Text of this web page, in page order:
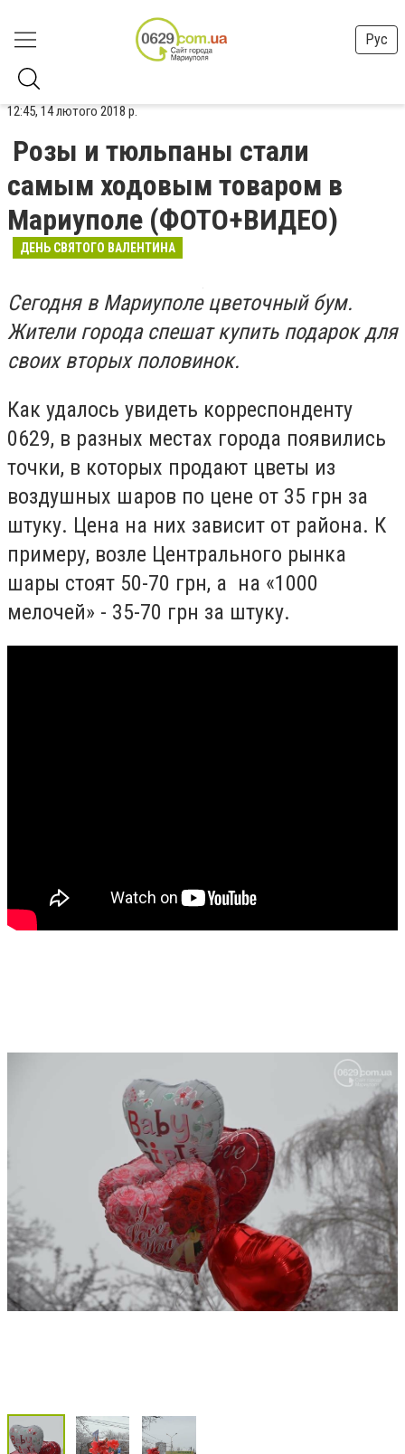
Рус
12:45, 14 лютого 2018 р.
Розы и тюльпаны cтали
самым ходовым товаром в
Мариуполе (ФОТО+ВИДЕО)
ДЕНЬ СВЯТОГО ВАЛЕНТИНА
Сегодня в Мариуполе цветочный бум.
Жители города спешат купить подарок для
своих вторых половинок.
Как удалось увидеть корреспонденту
0629, в разных местах города появились
точки, в которых продают цветы из
воздушных шаров по цене от 35 грн за
штуку. Цена на них зависит от района. К
примеру, возле Центрального рынка
шары стоят 50-70 грн, а на «1000
мелочей» - 35-70 грн за штуку.